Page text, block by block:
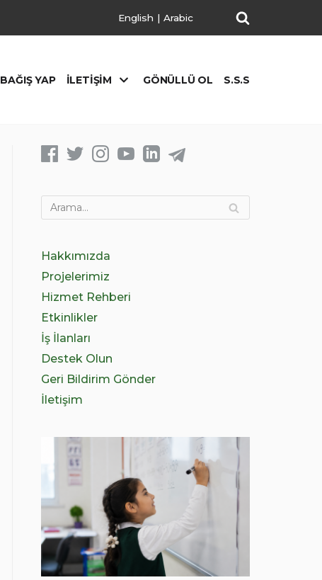
English | Arabic
BAĞIŞ YAP İLETIŞIM GÖNÜLLÜ OL S.S.S
Hakkımızda
Projelerimiz
Hizmet Rehberi
Etkinlikler
İş İlanları
Destek Olun
Geri Bildirim Gönder
İletişim